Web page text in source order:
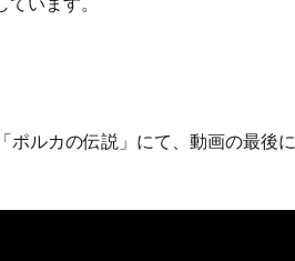
ルカの伝説」にて、動画の最後に